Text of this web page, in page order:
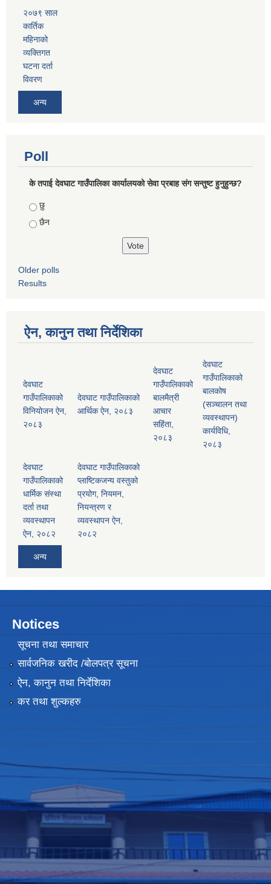
२०७९ साल
कार्तिक
महिनाको
व्यक्तिगत
घटना दर्ता
विवरण
अन्य
Poll
के तपाई देवघाट गाउँपालिका कार्यालयको सेवा प्रबाह संग सन्तुष्ट हुनुहुन्छ?
Choices
छु
छैन
Older polls
Results
ऐन, कानुन तथा निर्देशिका
देवघाट
गाउँपालिकाको
विनियोजन ऐन,
२०८३
देवघाट गाउँपालिकाको
आर्थिक ऐन, २०८३
देवघाट
गाउँपालिकाको
बालमैत्री
आचार
सहिंता,
२०८३
देवघाट
गाउँपालिकाको
बालकोष
(सञ्चालन तथा
व्यवस्थापन)
कार्यविधि,
२०८३
देवघाट
गाउँपालिकाको
धार्मिक संस्था
दर्ता तथा
व्यवस्थापन
ऐन, २०८२
देवघाट गाउँपालिकाको
प्लाष्टिकजन्य वस्तुको
प्रयोग, नियमन,
नियन्त्रण र
व्यवस्थापन ऐन,
२०८२
अन्य
Notices
सूचना तथा समाचार
सार्वजनिक खरीद /बोलपत्र सूचना
ऐन, कानुन तथा निर्देशिका
कर तथा शुल्कहरु